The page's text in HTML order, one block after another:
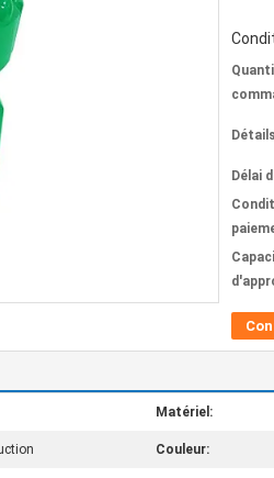
Délai
Matériel:
Couleur: